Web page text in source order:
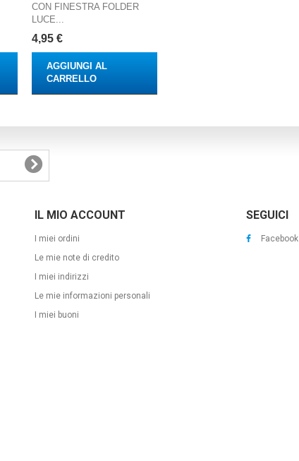
CON FINESTRA FOLDER
LUCE...
4,95 €
AGGIUNGI AL
CARRELLO
IL MIO ACCOUNT
I miei ordini
Le mie note di credito
I miei indirizzi
Le mie informazioni personali
I miei buoni
SEGUICI
Facebook